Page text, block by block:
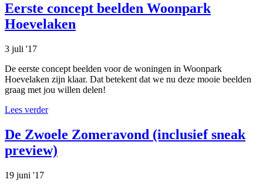
Eerste concept beelden Woonpark
Hoevelaken
3 juli '17
De eerste concept beelden voor de woningen in Woonpark
Hoevelaken zijn klaar. Dat betekent dat we nu deze mooie beelden
graag met jou willen delen!
Lees verder
De Zwoele Zomeravond (inclusief sneak
preview)
19 juni '17